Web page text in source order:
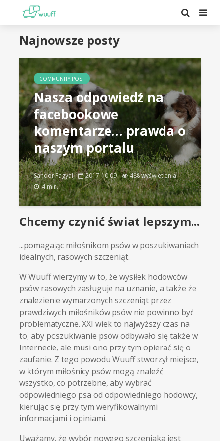
Najnowsze posty
COMMUNITY POST
Nasza odpowiedź na
facebookowe
komentarze… prawda o
naszym portalu
Sandor Fagyal 2017-10-09
488 wyświetlenia
4 min.
Chcemy czynić świat lepszym...
...pomagając miłośnikom psów w poszukiwaniach
idealnych, rasowych szczeniąt.
W Wuuff wierzymy w to, że wysiłek hodowców
psów rasowych zasługuje na uznanie, a także że
znalezienie wymarzonych szczeniąt przez
prawdziwych miłośników psów nie powinno być
problematyczne. XXI wiek to najwyższy czas na
to, aby poszukiwanie psów odbywało się także w
Internecie, ale musi ono przy tym opierać się o
zaufanie. Z tego powodu Wuuff stworzył miejsce,
w którym miłośnicy psów mogą znaleźć
wszystko, co potrzebne, aby wybrać
odpowiedniego psa od odpowiedniego hodowcy,
kierując się przy tym weryfikowalnymi
informacjami i opiniami.
Uważamy, że wybór nowego szczeniaka jest